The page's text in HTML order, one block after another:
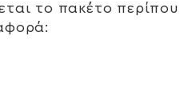
το πακέτο περίπου